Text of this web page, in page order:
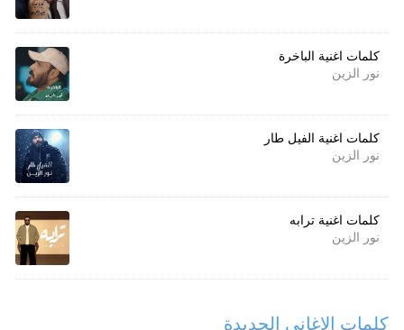
كلمات اغنية الباخرة
نور الزين
كلمات اغنية الفيل طار
نور الزين
كلمات اغنية ترابه
نور الزين
كلمات الاغاني الجديدة